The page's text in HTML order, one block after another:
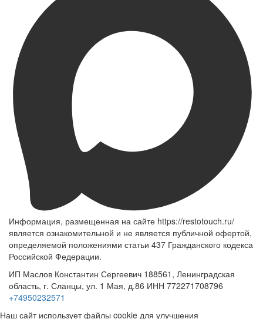
Информация, размещенная на сайте https://restotouch.ru/
является ознакомительной и не является публичной офертой,
определяемой положениями статьи 437 Гражданского кодекса
Российской Федерации.
ИП Маслов Константин Сергеевич 188561, Ленинградская
область, г. Сланцы, ул. 1 Мая, д.86 ИНН 772271708796
+74950232571
Наш сайт использует файлы cookie для улучшения